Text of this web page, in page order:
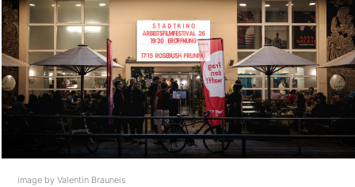
image by Valentin Brauneis